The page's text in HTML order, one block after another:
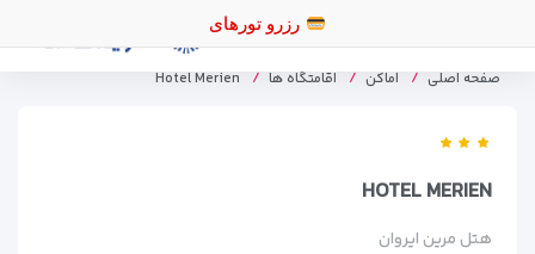
رزرو ت
صفحه اصلی اماکن اقامتگاه ها Hotel Merien
HOTEL MERIEN
هتل مرین ایروان